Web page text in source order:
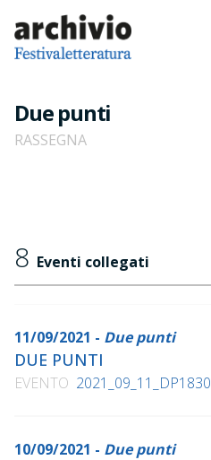
Due punti
RASSEGNA
8 Eventi collegati
11/09/2021 - Due punti
DUE PUNTI
EVENTO 2021_09_11_DP1830
10/09/2021 - Due punti